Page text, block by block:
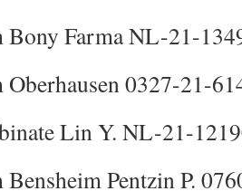
Bony Farma NL-21-
Oberhausen 0327-21-
Lin Y. NL-21-
Bensheim Pentzin P.